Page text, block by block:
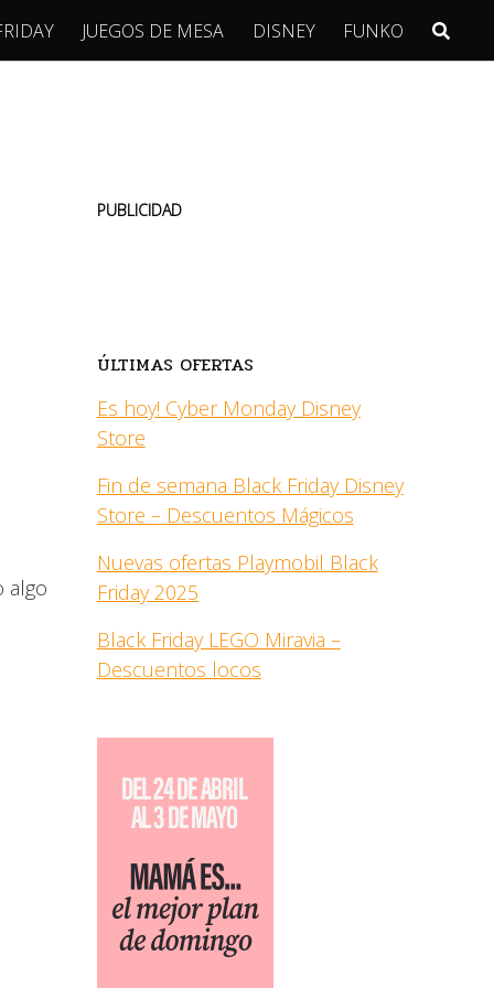
JUEGOS DE MESA DISNEY FUNKO
algo
PUBLICIDAD
ÚLTIMAS OFERTAS
Es hoy! Cyber Monday Disney
Store
Fin de semana Black Friday Disney
Store – Descuentos Mágicos
Nuevas ofertas Playmobil Black
Friday 2025
Black Friday LEGO Miravia –
Descuentos locos